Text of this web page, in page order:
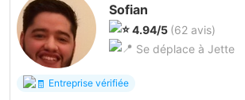
Sofian
4.94/5 (62 avis)
Se déplace à Jette
Entreprise vérifiée